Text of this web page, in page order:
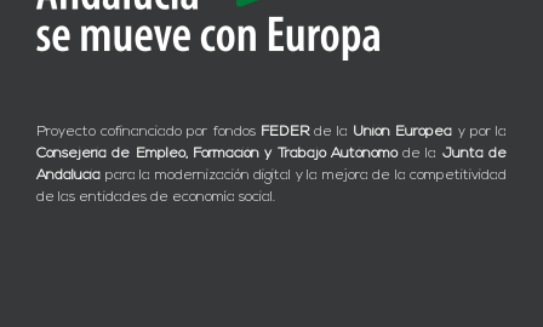
Proyecto cofinanciado por fondos FEDERde la Unión Europea y por la
Consejería de Empleo, Formación y Trabajo Autónomode la Junta de
Andalucía para la modernización digital y la mejora de la competitividad
de las entidades de economía social.